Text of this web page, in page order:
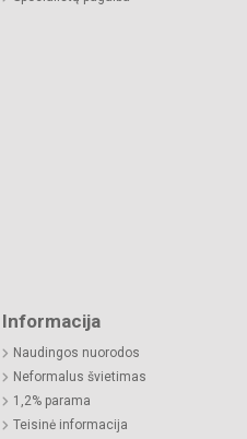
Informacija
Naudingos nuorodos
Neformalus švietimas
1,2% parama
Teisinė informacija